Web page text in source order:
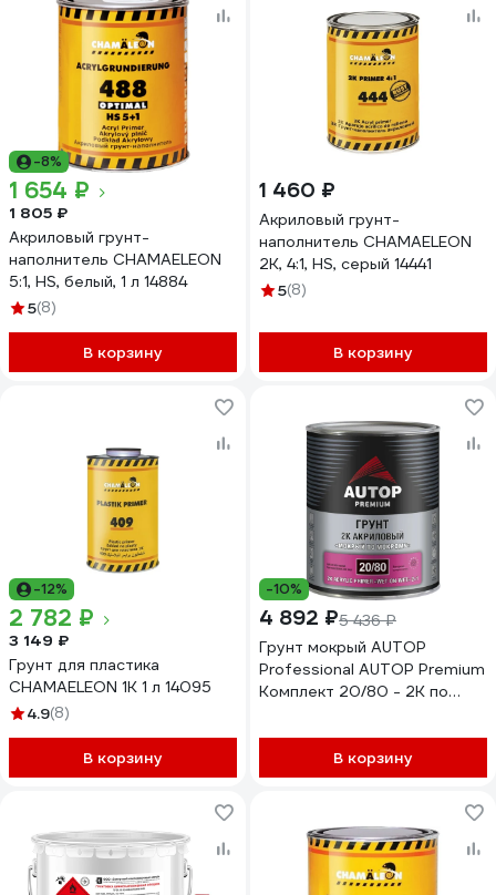
-8%
1 654 ₽
1 805 ₽
Акриловый грунт-
наполнитель CHAMAELEON
5:1, HS, белый, 1 л 14884
5(8)
В корзину
1 460 ₽
Акриловый грунт-
наполнитель CHAMAELEON
2К, 4:1, HS, серый 14441
5(8)
В корзину
-12%
2 782 ₽
3 149 ₽
Грунт для пластика
CHAMAELEON 1К 1 л 14095
4.9(8)
В корзину
-10%
4 892 ₽5 436 ₽
Грунт мокрый AUTOP
Professional AUTOP Premium
Комплект 20/80 - 2K по
Банка, 1,0л+0,5л ATP-
PR20/80-1/P2-C
В корзину